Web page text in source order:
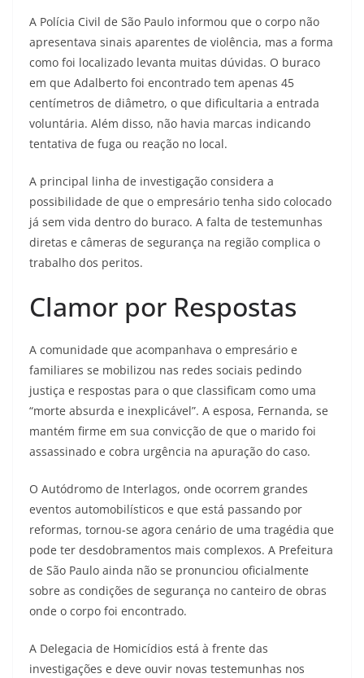
A Polícia Civil de São Paulo informou que o corpo não
apresentava sinais aparentes de violência, mas a forma
como foi localizado levanta muitas dúvidas. O buraco
em que Adalberto foi encontrado tem apenas 45
centímetros de diâmetro, o que dificultaria a entrada
voluntária. Além disso, não havia marcas indicando
tentativa de fuga ou reação no local.
A principal linha de investigação considera a
possibilidade de que o empresário tenha sido colocado
já sem vida dentro do buraco. A falta de testemunhas
diretas e câmeras de segurança na região complica o
trabalho dos peritos.
Clamor por Respostas
A comunidade que acompanhava o empresário e
familiares se mobilizou nas redes sociais pedindo
justiça e respostas para o que classificam como uma
“morte absurda e inexplicável”. A esposa, Fernanda, se
mantém firme em sua convicção de que o marido foi
assassinado e cobra urgência na apuração do caso.
O Autódromo de Interlagos, onde ocorrem grandes
eventos automobilísticos e que está passando por
reformas, tornou-se agora cenário de uma tragédia que
pode ter desdobramentos mais complexos. A Prefeitura
de São Paulo ainda não se pronunciou oficialmente
sobre as condições de segurança no canteiro de obras
onde o corpo foi encontrado.
A Delegacia de Homicídios está à frente das
investigações e deve ouvir novas testemunhas nos